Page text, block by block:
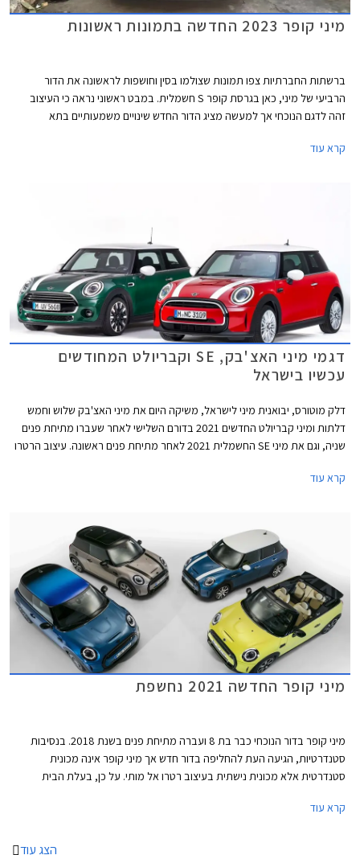
מיני קופר 2023 החדשה בתמונות ראשונות
ברשתות החברתיות צפו תמונות שצולמו בסין וחושפות לראשונה את הדור
הרביעי של מיני, כאן בגרסת קופר S חשמלית. במבט ראשוני נראה כי העיצוב
זהה לדגם הנוכחי אך למעשה מציג הדור החדש שינויים משמעותיים בתא
קרא עוד
דגמי מיני האצ'בק, SE וקבריולט המחודשים
עכשיו בישראל
דלק מוטורס, יבואנית מיני לישראל, משיקה היום את מיני האצ'בק שלוש וחמש
דלתות ומיני קבריולט החדשים 2021 בדורם השלישי לאחר שעברו מתיחת פנים
שניה, וגם את מיני SE החשמלית 2021 לאחר מתיחת פנים ראשונה. עיצוב הרטרו
"חשמלי" ואטום עם מסגרת בגוון שחור מבריק. הפגוש הקדמי כולל כעת כונסי
פנס ערפל מרכזי. פנסי LED אחוריים עם גרפיקת דגל בריטניה - Union Lack
אינץ' חדשים, וצבעי מרכב חדשים לרבות צביעה רב גונית לגג המשלבת שני
צבעים.
קרא עוד
מיני קופר החדשה 2021 נחשפת
מיני קופר בדור הנוכחי כבר בת 8 ועברה מתיחת פנים בשנת 2018. בנסיבות
סטנדרטיות, הגיעה העת להחליפה בדור חדש אך מיני קופר אינה מכונית
סטנדרטית אלא מכונית נישתית בעיצוב רטרו אל מותי. על כן, בעלת הבית
אשר ישאירו אותה עדכנית בקו החזית לשנים הקרובות.
קרא עוד
הצג עוד